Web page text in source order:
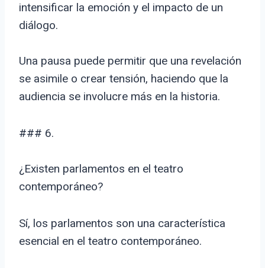
intensificar la emoción y el impacto de un
diálogo.
Una pausa puede permitir que una revelación
se asimile o crear tensión, haciendo que la
audiencia se involucre más en la historia.
### 6.
¿Existen parlamentos en el teatro
contemporáneo?
Sí, los parlamentos son una característica
esencial en el teatro contemporáneo.